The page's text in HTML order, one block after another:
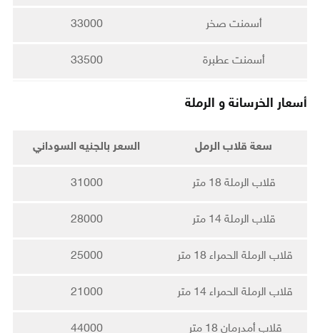
أسمنت صخر 33000
أسمنت عطبرة 33500
أسعار الخرسانة و الرملة
سعة قلاب الرمل السعر بالجنيه السوداني
ﻗﻼﺏ اﻟﺮﻣﻠﺔ 18 ﻣﺘﺮ 31000
ﻗﻼﺏ اﻟﺮﻣﻠﺔ 14 ﻣﺘﺮ 28000
قلاب الرملة الحمراء 18 متر 25000
قلاب الرملة الحمراء 14 متر 21000
قلاب أمدرمان 18 متر 44000